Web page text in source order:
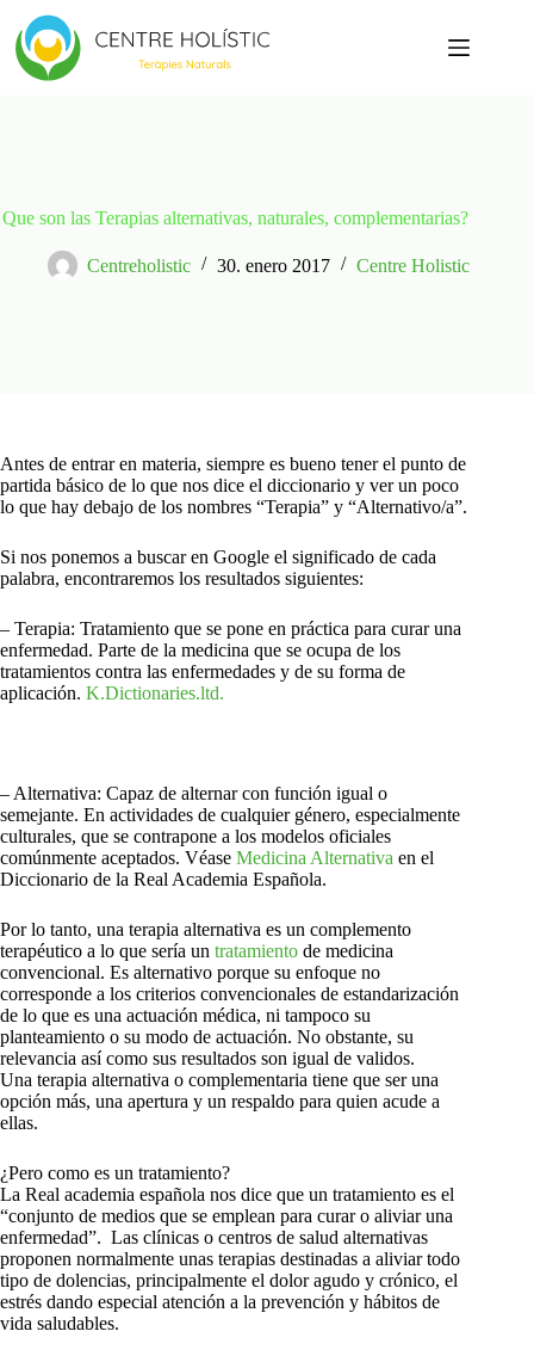
contenido
Que son las Terapias alternativas, naturales, complementarias?
Centreholistic 30. enero 2017 Centre Holistic
Antes de entrar en materia, siempre es bueno tener el punto de
partida básico de lo que nos dice el diccionario y ver un poco
lo que hay debajo de los nombres “Terapia” y “Alternativo/a”.
Si nos ponemos a buscar en Google el significado de cada
palabra, encontraremos los resultados siguientes:
– Terapia: Tratamiento que se pone en práctica para curar una
enfermedad. Parte de la medicina que se ocupa de los
tratamientos contra las enfermedades y de su forma de
aplicación. K.Dictionaries.ltd.
– Alternativa: Capaz de alternar con función igual o
semejante. En actividades de cualquier género, especialmente
culturales, que se contrapone a los modelos oficiales
comúnmente aceptados. Véase Medicina Alternativa en el
Diccionario de la Real Academia Española.
Por lo tanto, una terapia alternativa es un complemento
terapéutico a lo que sería un tratamiento de medicina
convencional. Es alternativo porque su enfoque no
corresponde a los criterios convencionales de estandarización
de lo que es una actuación médica, ni tampoco su
planteamiento o su modo de actuación. No obstante, su
relevancia así como sus resultados son igual de validos.
Una terapia alternativa o complementaria tiene que ser una
opción más, una apertura y un respaldo para quien acude a
ellas.
¿Pero como es un tratamiento?
La Real academia española nos dice que un tratamiento es el
“conjunto de medios que se emplean para curar o aliviar una
enfermedad”. Las clínicas o centros de salud alternativas
proponen normalmente unas terapias destinadas a aliviar todo
tipo de dolencias, principalmente el dolor agudo y crónico, el
estrés dando especial atención a la prevención y hábitos de
vida saludables.